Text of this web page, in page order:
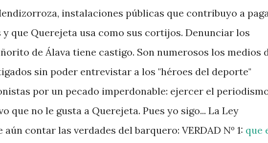
instalaciones públicas que contribuyo a
que Querejeta usa como sus cortijos. Denunciar los
de Álava tiene castigo. Son numerosos los medios
sin poder entrevistar a los "héroes del deporte"
por un pecado imperdonable: ejercer el
que no le gusta a Querejeta. Pues yo sigo... La Ley
contar las verdades del barquero: VERDAD Nº 1: que